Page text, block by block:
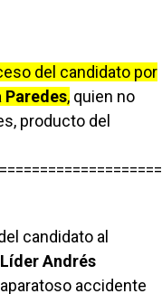
del candidato por
Paredes, quien no
producto del
candidato al
Líder Andrés
accidente